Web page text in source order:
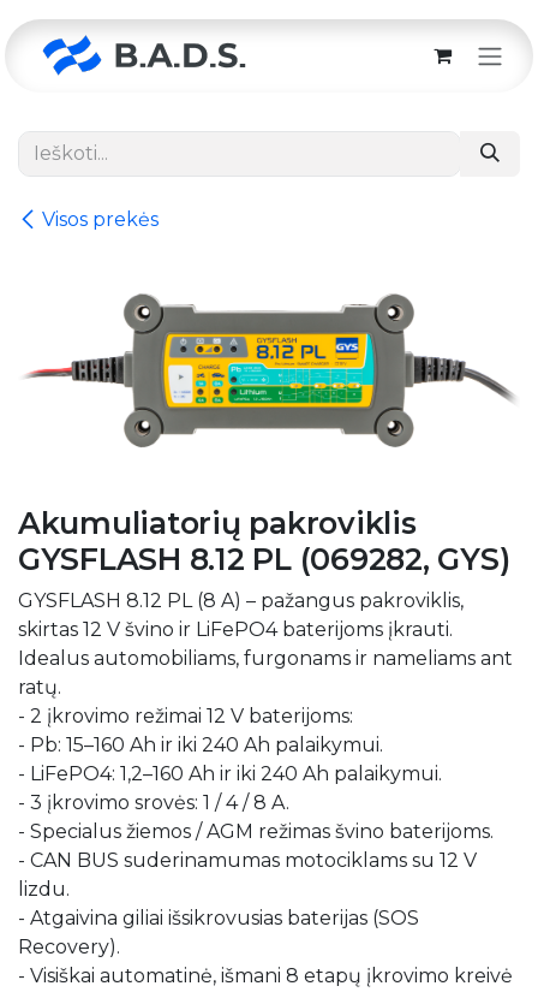
Visos prekės
Akumuliatorių pakroviklis
GYSFLASH 8.12 PL (069282, GYS)
GYSFLASH 8.12 PL (8 A) – pažangus pakroviklis,
skirtas 12 V švino ir LiFePO4 baterijoms įkrauti.
Idealus automobiliams, furgonams ir nameliams ant
ratų.
- 2 įkrovimo režimai 12 V baterijoms:
- Pb: 15–160 Ah ir iki 240 Ah palaikymui.
- LiFePO4: 1,2–160 Ah ir iki 240 Ah palaikymui.
- 3 įkrovimo srovės: 1 / 4 / 8 A.
- Specialus žiemos / AGM režimas švino baterijoms.
- CAN BUS suderinamumas motociklams su 12 V
lizdu.
- Atgaivina giliai išsikrovusias baterijas (SOS
Recovery).
- Visiškai automatinė, išmani 8 etapų įkrovimo kreivė